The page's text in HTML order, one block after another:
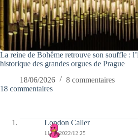
La reine de Bohême retrouve son souffle :
historique des grandes orgues de Prague
18/06/2026
8 commentaires
18 commentaires
London Caller
11/08/2022/12:25